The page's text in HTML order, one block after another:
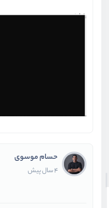
حسام موسوی
4 سال پیش